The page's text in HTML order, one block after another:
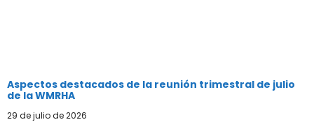
Aspectos destacados de la reunión trimestral de julio
de la WMRHA
29 de julio de 2026